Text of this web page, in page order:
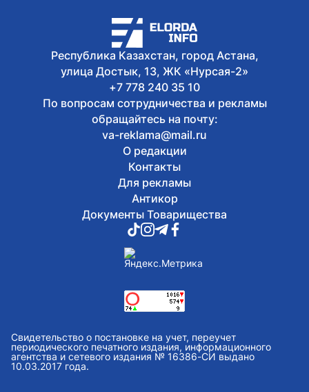
Республика Казахстан, город Астана,
улица Достык, 13, ЖК «Нурсая-2»
+7 778 240 35 10
По вопросам сотрудничества и рекламы
обращайтесь на почту:
va-reklama@mail.ru
О редакции
Контакты
Для рекламы
Антикор
Документы Товарищества
Свидетельство о постановке на учет, переучет
периодического печатного издания, информационного
агентства и сетевого издания № 16386-СИ выдано
10.03.2017 года.